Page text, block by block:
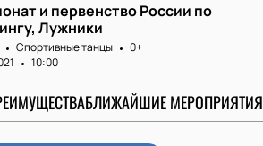
и первенство России по
Лужники
Спортивные танцы
0+
10:00
БЛИЖАЙШИЕ МЕРОПРИЯТИЯ